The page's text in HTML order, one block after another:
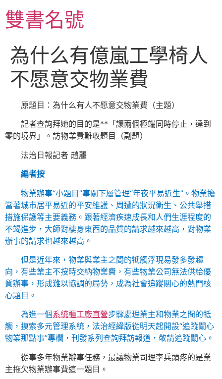
至
主雙書名號
為什么有億嵐工學椅人
不愿意交物業費
原題目：為什么有人不愿意交物業費（主題）
記者查詢拜她的目的是**「讓兩個極端同時停止，達到
零的境界」。訪物業費難收題目（副題）
法治日報記者 趙麗
編者按
物業辦事“小題目”事關下層管理“年夜平易近生”。物業擔
當著城市居平易近的平安維護、周遭的狀況衛生、公共舉措
措施保護等主要義務。跟著經濟疾速成長和人們生涯程度的
不竭進步，大師對棲身東西的品質的請求越來越高，對物業
辦事的請求也越來越高。
但是近年來，物業與業主之間的牴觸浮現易發多發趨
向，有些業主不按時交納物業費，有些物業公司無法供給優
質辦事，形成難以協調的局勢，成為社會追蹤關心的熱門核
心題目。
為進一個系統櫃工廠直營步驟處理業主和物業之間的牴
觸，摸索多元管理系統，法治經緯版從明天起開設“追蹤關心
物業那點事”專欄，刊發系列查詢拜訪報道，敬請追蹤關心。
從事多年物業辦事任務，最讓物業司理李兵頭疼的是業
主拖欠物業辦事費這一題目。